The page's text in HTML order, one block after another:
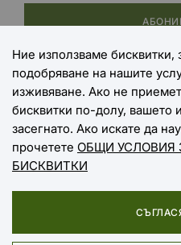
НАЧИНИ
НАЧИНИ
Copyright © 2025
Ние използваме бисквитки,
подобряване на нашите
изживяване. Ако не
бисквитки по-долу,
засегнато. Ако искате да
прочетете ОБЩИ УСЛОВИЯ
БИСКВИТКИ